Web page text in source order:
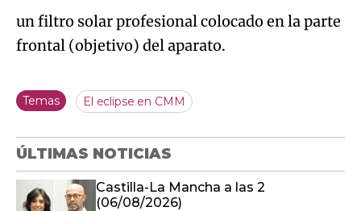
un filtro solar profesional colocado en la parte
frontal (objetivo) del aparato.
Temas El eclipse en CMM
ÚLTIMAS NOTICIAS
Castilla-La Mancha a las 2
(06/08/2026)